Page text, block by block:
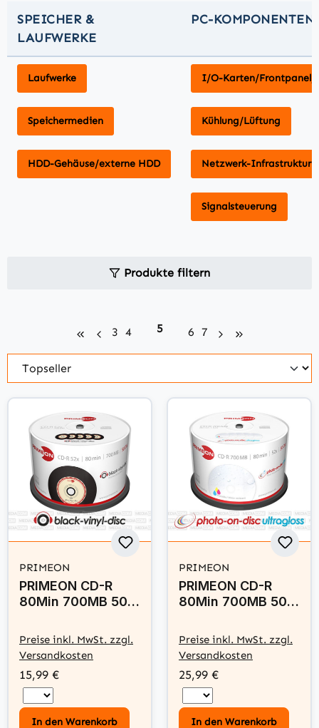
SPEICHER &
LAUFWERKE
PC-KOMPONENTEN
Laufwerke I/O-Karten/Frontpanel/
Speichermedien Kühlung/Lüftung
HDD-Gehäuse/externe HDD Netzwerk-Infrastruktur
Signalsteuerung
Produkte filtern
Seite
3 Seite
4 Seite
5 Seite
6 Seite
7
PRIMEON
PRIMEON CD-R
80Min 700MB 50
black-vinyl-disc
Surface
Preise inkl. MwSt. zzgl.
Versandkosten
15,99 €
In den Warenkorb
PRIMEON
PRIMEON CD-R
80Min 700MB 50
photo-on-disc
ultragloss, Water
resistant, Inkjet
Full Size Printable
Surface
Preise inkl. MwSt. zzgl.
Versandkosten
25,99 €
In den Warenkorb